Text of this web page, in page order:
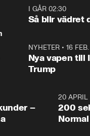
I GÅR 02:30
Så blir vädret
NYHETER• 16
Nya vapen till
Trump
4:23
–
20 APRIL
200
Normal